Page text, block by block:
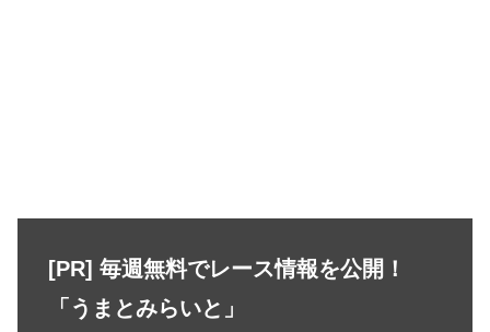
[PR] 毎週無料でレース情報を公開！
「うまとみらいと」